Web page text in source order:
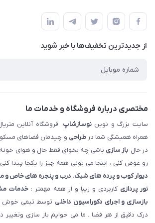
املاک مدنی - نوساز شاپ
لیست محصولات
درباره ما
قوانین و مقررات
حریم خصوصی
راهنما
پرسش های متداول
از جدید‌ترین تخفیف‌ها با‌ خبر شوید
مختصری درباره فروشگاه و خدمات ما
سایت بزرگ و نویننوسازشاپ، فروشگاه آنلاین
همراه همیشگی شما درطراحی و چیدمان فضاهای
در حال باز سازی باشی چه بخوای فقط حال و هوای خونه
رو عوض کنی ، اینجا می تونی همه چیز را یکجا پیدا
دیوار کوب و پرده های شیک. درب و پنجره های خاص و
نور پردازی کاربردی و زیبا و از همه مهمتر : خدمات
بازسازی و اجرای دکوراسیون داخلی توسط تیمی خوش
درک دقیق از هر فضا . ما می خوایم باز سازی وتغییر